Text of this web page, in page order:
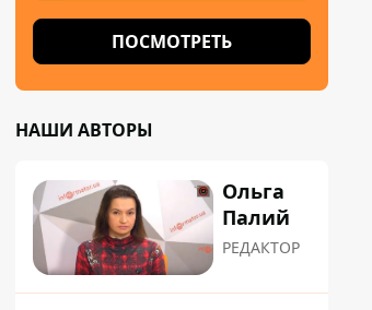
ПОСМОТРЕТЬ
НАШИ АВТОРЫ
Ольга
Палий
РЕДАКТОР